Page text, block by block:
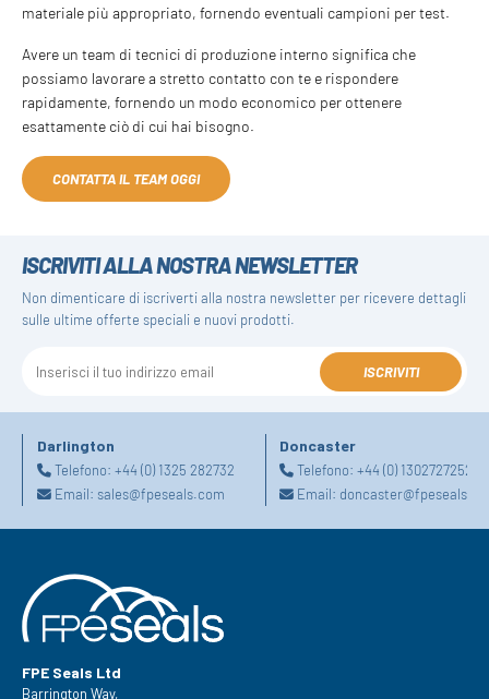
materiale più appropriato, fornendo eventuali campioni per test.
Avere un team di tecnici di produzione interno significa che
possiamo lavorare a stretto contatto con te e rispondere
rapidamente, fornendo un modo economico per ottenere
esattamente ciò di cui hai bisogno.
CONTATTA IL TEAM OGGI
ISCRIVITI ALLA NOSTRA NEWSLETTER
Non dimenticare di iscriverti alla nostra newsletter per ricevere dettagli
sulle ultime offerte speciali e nuovi prodotti.
ISCRIVITI
Darlington
Telefono: +44 (0) 1325 282732
Email: sales@fpeseals.com
Doncaster
Telefono:+44 (0) 1302727252
Email:
FPE Seals Ltd
Barrington Way,